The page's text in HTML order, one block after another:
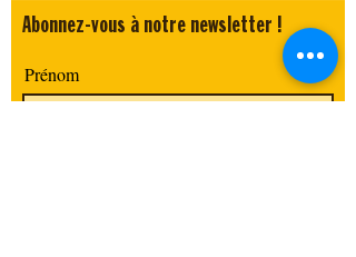
Abonnez-vous à notre newsletter !
Prénom